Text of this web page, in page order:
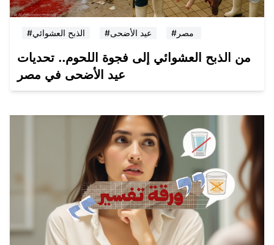
#الذبح العشوائي #عيد الأضحى
من الذبح العشوائي إلى فجوة اللحوم.. تحديات
عيد الأضحى في مصر